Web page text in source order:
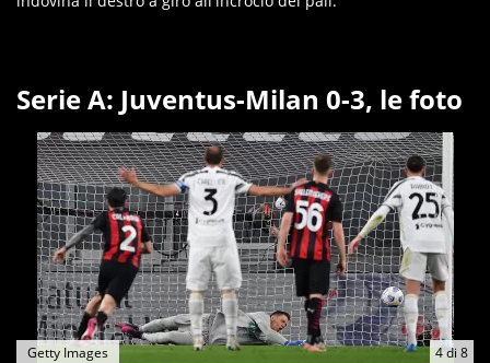
Serie A: Juventus-Milan 0-3, le foto
4di 8
Getty Images